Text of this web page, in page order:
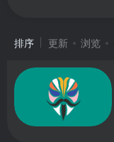
排序 更新 浏览